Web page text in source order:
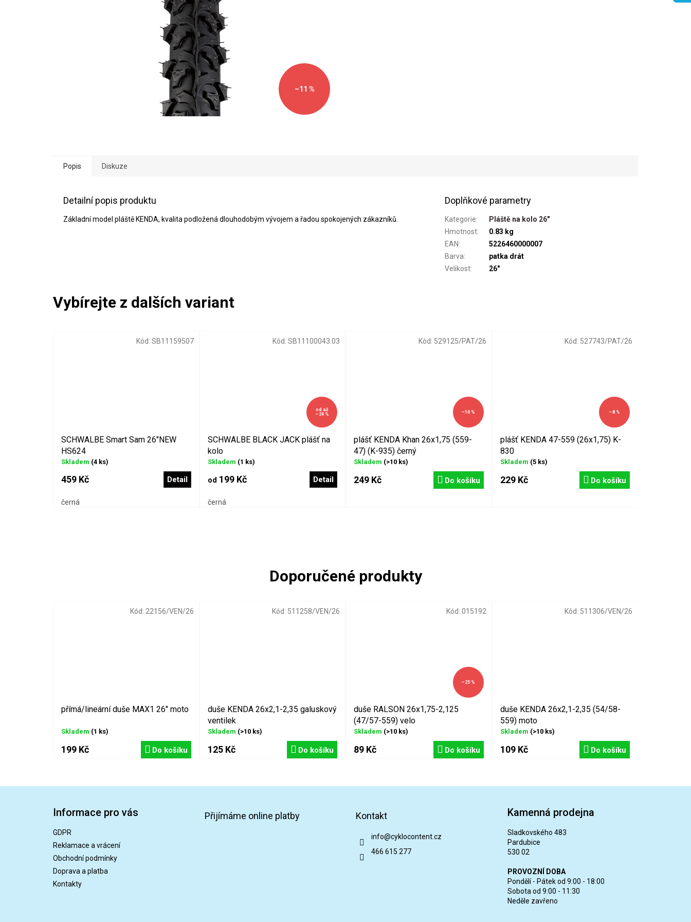
–11 %
přímá/lineární duše MAX1 26" moto
Skladem (1 ks)
199 Kč Do košíku
Kód: 22156/VEN/26
duše KENDA 26x2,1-2,35 galuskový
ventilek
Skladem (>10 ks)
125 Kč Do košíku
Kód: 511258/VEN/26
–25 %
duše RALSON 26x1,75-2,125
(47/57-559) velo
Skladem (>10 ks)
89 Kč Do košíku
Kód: 015192
duše KENDA 26x2,1-2,35 (54/58-
559) moto
Skladem (>10 ks)
109 Kč Do košíku
Kód: 511306/VEN/26
Popis Diskuze
Detailní popis produktu
Základní model pláště KENDA, kvalita podložená dlouhodobým vývojem a řadou spokojených zákazníků.
Doplňkové parametry
Kategorie:
Pláště na kolo 26"
Hmotnost:
0.83 kg
EAN:
5226460000007
Barva:
patka drát
Velikost: 26"
SCHWALBE Smart Sam 26"NEW
HS624
Skladem (4 ks)
459 Kč Detail
černá
Kód: SB11159507
od až
–24 %
SCHWALBE BLACK JACK plášť na
kolo
Skladem (1 ks)
od 199 Kč Detail
černá
Kód: SB11100043.03
–10 %
plášť KENDA Khan 26x1,75 (559-
47) (K-935) černý
Skladem (>10 ks)
249 Kč Do košíku
Kód: 529125/PAT/26
–8 %
plášť KENDA 47-559 (26x1,75) K-
830
Skladem (5 ks)
229 Kč Do košíku
Kód: 527743/PAT/26
Informace pro vás
GDPR
Reklamace a vrácení
Obchodní podmínky
Doprava a platba
Kontakty
Přijímáme online platby Kontakt
info@cyklocontent.cz
466 615 277
Kamenná prodejna
Sladkovského 483
Pardubice
530 02
PROVOZNÍ DOBA
Pondělí - Pátek od 9:00 - 18:00
Sobota od 9:00 - 11:30
Neděle zavřeno